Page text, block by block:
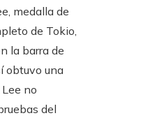
medalla de
de Tokio,
la barra de
obtuvo una
no
del